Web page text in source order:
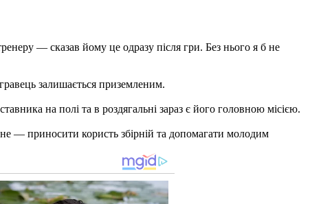
— сказав йому це одразу після гри. Без нього я б не
залишається приземленим.
на полі та в роздягальні зараз є його головною місією.
— приносити користь збірній та допомагати молодим